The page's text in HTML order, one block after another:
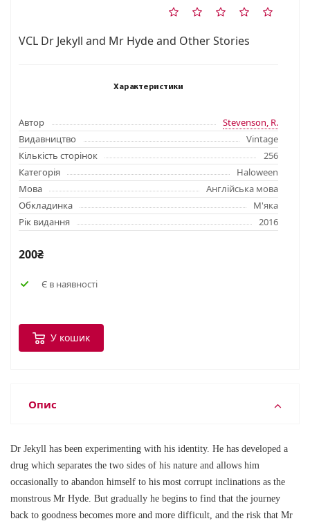
VCL Dr Jekyll and Mr Hyde and Other Stories
Характеристики
Автор
Stevenson, R.
Видавництво
Vintage
Кількість сторінок
256
Категорія
Haloween
Мова
Англійська мова
Обкладинка
М'яка
Рік видання
2016
200₴
Є в наявності
У кошик
Опис
Dr Jekyll has been experimenting with his identity. He has developed a
drug which separates the two sides of his nature and allows him
occasionally to abandon himself to his most corrupt inclinations as the
monstrous Mr Hyde. But gradually he begins to find that the journey
back to goodness becomes more and more difficult, and the risk that Mr